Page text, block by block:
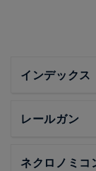
インデックス
レールガン
ネクロノミコ